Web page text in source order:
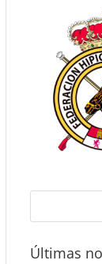
Últimas